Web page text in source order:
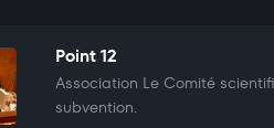
Point 12
Association Le Comité
subvention.